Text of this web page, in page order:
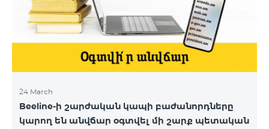
24 March
Beeline-ի շարժական կապի բաժանորդները
կարող են անվճար օգտվել մի շարք պետական